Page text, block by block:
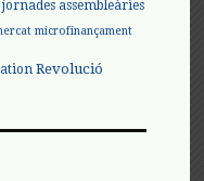
jornades assembleàries
microfinançament
Revolució